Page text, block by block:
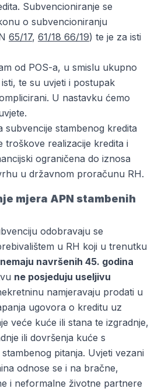
Subvencioniranje se
o subvencioniranju
65/17, 61/18 66/19) te je za isti
od POS-a, u smislu ukupno
te su uvjeti i postupak
U nastavku ćemo
subvencije stambenog kredita
troškove realizacije kredita i
ograničena do iznosa
u državnom proračunu RH.
mjera APN stambenih
odobravaju se
u RH koji u trenutku
nemaju navršenih 45. godina
ne posjeduju useljivu
namjeravaju prodati u
ugovora o kreditu uz
veće kuće ili stana te izgradnje,
ili dovršenja kuće s
pitanja. Uvjeti vezani
odnose se i na bračne,
i neformalne životne partnere